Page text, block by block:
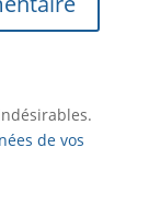
de vos